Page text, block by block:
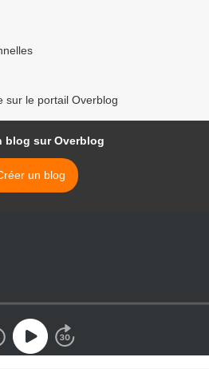
sur le portail Overblog
blog sur Overblog
un blog